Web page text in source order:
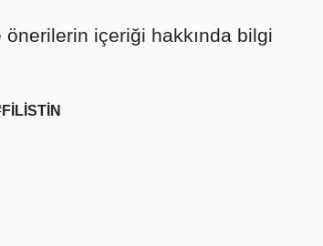
içeriği hakkında bilgi